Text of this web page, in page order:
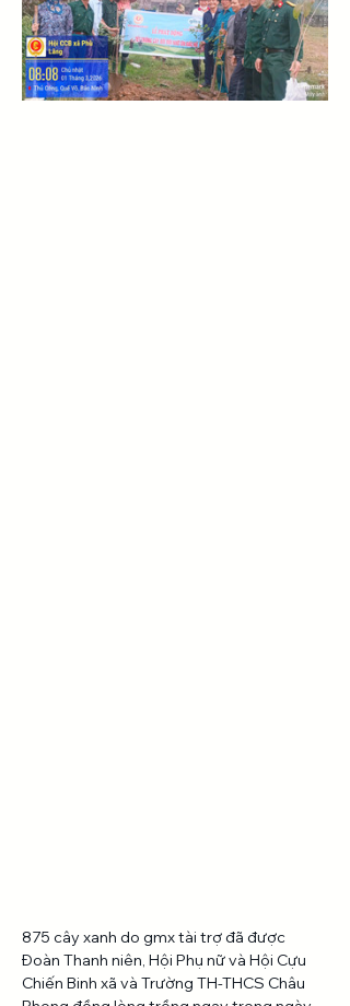
875 cây xanh do gmx tài trợ đã được
Đoàn Thanh niên, Hội Phụ nữ và Hội Cựu
Chiến Binh xã và Trường TH-THCS Châu